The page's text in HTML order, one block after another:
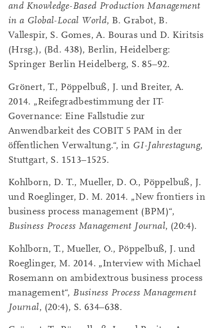
and Knowledge-Based Production Management
in a Global-Local World, B. Grabot, B.
Vallespir, S. Gomes, A. Bouras und D. Kiritsis
(Hrsg.), (Bd. 438), Berlin, Heidelberg:
Springer Berlin Heidelberg, S. 85–92.
Grönert, T., Pöppelbuß, J. und Breiter, A.
2014. „Reifegradbestimmung der IT-
Governance: Eine Fallstudie zur
Anwendbarkeit des COBIT 5 PAM in der
öffentlichen Verwaltung.“, in GI-Jahrestagung,
Stuttgart, S. 1513–1525.
Kohlborn, D. T., Mueller, D. O., Pöppelbuß, J.
und Roeglinger, D. M. 2014. „New frontiers in
business process management (BPM)“,
Business Process Management Journal, (20:4).
Kohlborn, T., Mueller, O., Pöppelbuß, J. und
Roeglinger, M. 2014. „Interview with Michael
Rosemann on ambidextrous business process
management“, Business Process Management
Journal, (20:4), S. 634–638.